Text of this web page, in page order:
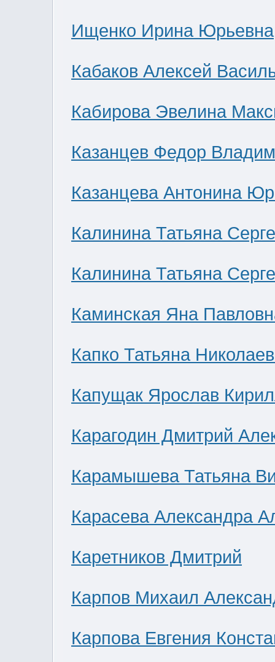
Ищенко Ирина Юрьевна
Кабаков Алексей
Кабирова Эвелина
Казанцев Федор
Казанцева Антонина
Калинина Татьяна
Калинина Татьяна
Каминская Яна
Капко Татьяна
Капущак Ярослав
Карагодин Дмитрий
Карамышева Татьяна
Карасева Александра
Каретников Дмитрий
Карпов Михаил
Карпова Евгения